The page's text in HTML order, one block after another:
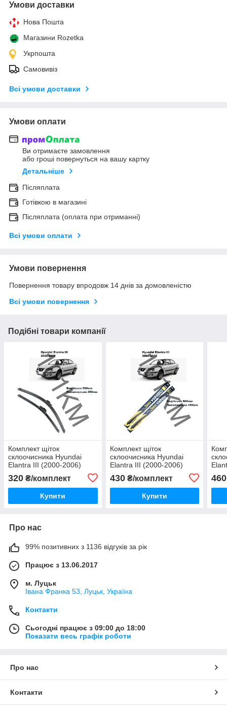
Умови доставки
Нова Пошта
Магазини Rozetka
Укрпошта
Самовивіз
Всі умови доставки
Умови оплати
Ви отримаєте замовлення
або гроші повернуться на вашу картку
Детальніше
Післяплата
Готівкою в магазині
Післяплата (оплата при отриманні)
Всі умови оплати
Умови повернення
Повернення товару впродовж 14 днів за домовленістю
Всі умови повернення
Подібні товари компанії
Комплект щіток
склоочисника Hyundai
Elantra III (2000-2006)
320 ₴/комплект
Купити
Комплект щіток
склоочисника Hyundai
Elantra III (2000-2006)
430₴/комплект
Купити
460
Про нас
99% позитивних з 1136 відгуків за рік
Працює з 13.06.2017
м. Луцьк
Івана Франка 53, Луцьк, Україна
Контакти
Сьогодні працює з 09:00 до 18:00
Показати весь графік роботи
Про нас
Контакти